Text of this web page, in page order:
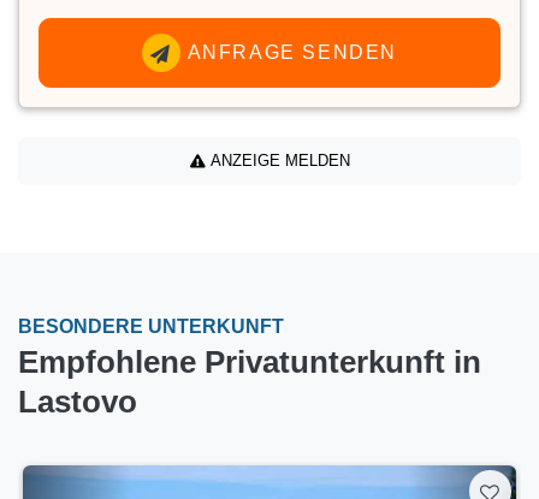
ANFRAGE SENDEN
ANZEIGE MELDEN
BESONDERE UNTERKUNFT
Empfohlene Privatunterkunft in
Lastovo